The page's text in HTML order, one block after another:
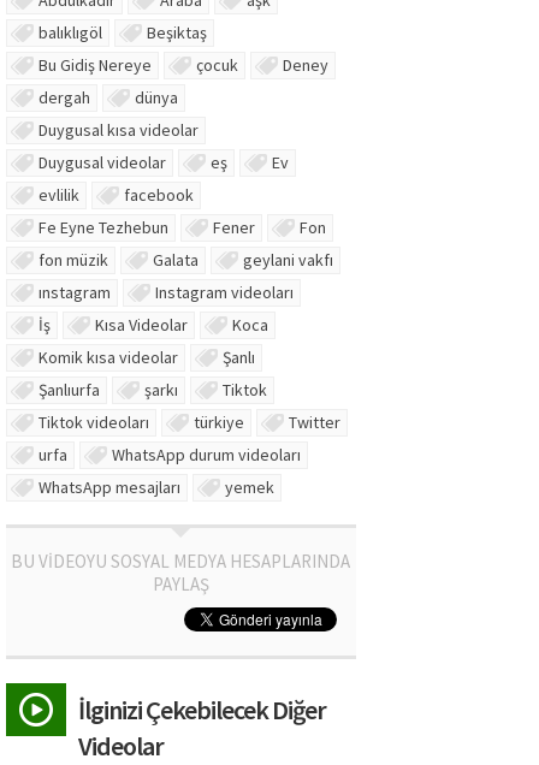
balıklıgöl
Beşiktaş
Bu Gidiş Nereye
çocuk
Deney
dergah
dünya
Duygusal kısa videolar
Duygusal videolar
eş
Ev
evlilik
facebook
Fe Eyne Tezhebun
Fener
Fon
fon müzik
Galata
geylani vakfı
ınstagram
Instagram videoları
İş
Kısa Videolar
Koca
Komik kısa videolar
Şanlı
Şanlıurfa
şarkı
Tiktok
Tiktok videoları
türkiye
Twitter
urfa
WhatsApp durum videoları
WhatsApp mesajları
yemek
BU VİDEOYU SOSYAL MEDYA HESAPLARINDA
PAYLAŞ
İlginizi Çekebilecek Diğer
Videolar